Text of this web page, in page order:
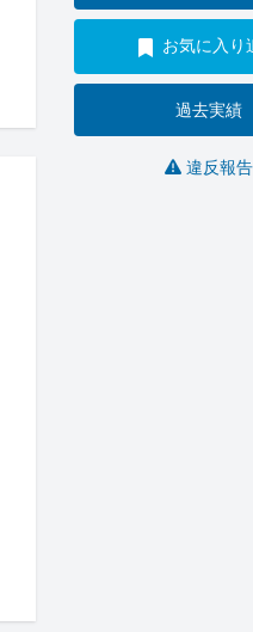
お気に入り
過去実績
違反報告